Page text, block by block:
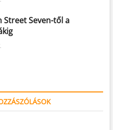
Street Seven-től a